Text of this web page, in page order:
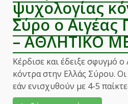
ψυχολογίας
Σύρο ο Αιγέας
– ΑΘΛΗΤΙΚΟ
Κέρδισε και έδειξε σφυγμό
κόντρα στην Ελλάς Σύρου.
εάν ενισχυθούν με 4-5